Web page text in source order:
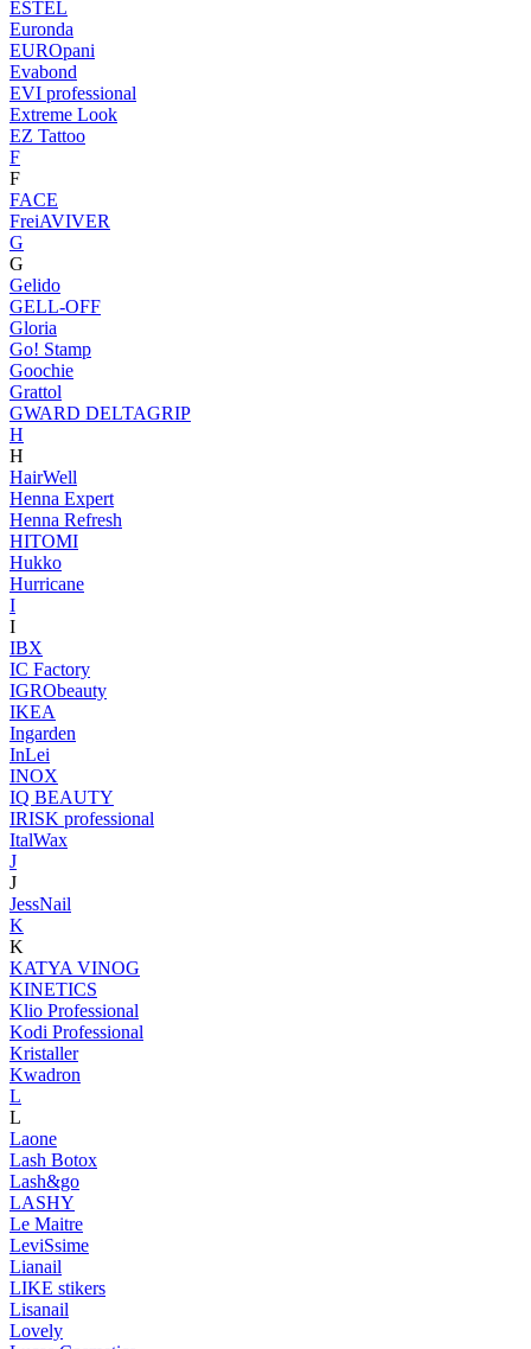
ESTEL
Euronda
EUROpani
Evabond
EVI professional
Extreme Look
EZ Tattoo
F
F
FACE
FreiAVIVER
G
G
Gelido
GELL-OFF
Gloria
Go! Stamp
Goochie
Grattol
GWARD DELTAGRIP
H
H
HairWell
Henna Expert
Henna Refresh
HITOMI
Hukko
Hurricane
I
I
IBX
IC Factory
IGRObeauty
IKEA
Ingarden
InLei
INOX
IQ BEAUTY
IRISK professional
ItalWax
J
J
JessNail
K
K
KATYA VINOG
KINETICS
Klio Professional
Kodi Professional
Kristaller
Kwadron
L
L
Laone
Lash Botox
Lash&go
LASHY
Le Maitre
LeviSsime
Lianail
LIKE stikers
Lisanail
Lovely